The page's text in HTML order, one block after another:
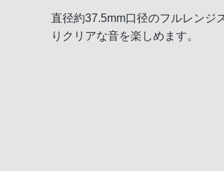
直径約37.5mm口径のフルレンジ
りクリアな音を楽しめます。